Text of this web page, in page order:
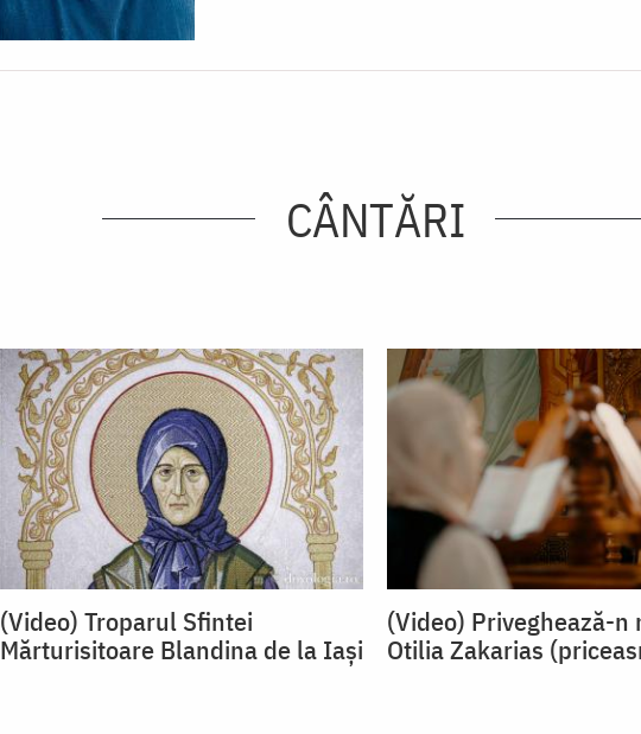
CÂNTĂRI
(Video) Troparul Sfintei
Mărturisitoare Blandina de la Iași
(Video) Priveghează-n
Otilia Zakarias